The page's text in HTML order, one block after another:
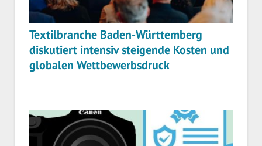
Textilbranche Baden-Württemberg
diskutiert intensiv steigende Kosten und
globalen Wettbewerbsdruck